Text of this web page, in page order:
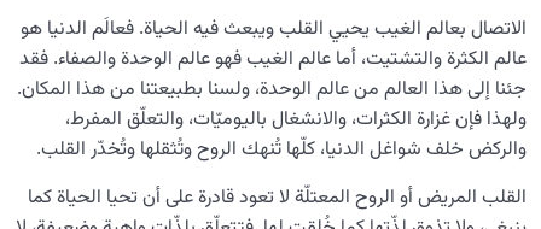
الاتصال بعالم الغيب يحيي القلب ويبعث فيه الحياة. فعالَم الدنيا هو
عالم الكثرة والتشتيت، أما عالم الغيب فهو عالم الوحدة والصفاء. فقد
جئنا إلى هذا العالم من عالم الوحدة، ولسنا بطبيعتنا من هذا المكان.
ولهذا فإن غزارة الكثرات، والانشغال باليوميّات، والتعلّق المفرط،
والركض خلف شواغل الدنيا، كلّها تُنهك الروح وتُثقلها وتُخدّر القلب.
القلب المريض أو الروح المعتلّة لا تعود قادرة على أن تحيا الحياة كما